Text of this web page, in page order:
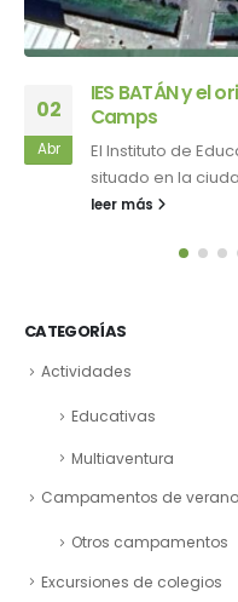
16
Mar
IES Francisco
GMR Camps
El IES Francisco
centro educativo
leer más
CATEGORÍAS
Actividades
Educativas
Multiaventura
Campamentos de verano
Otros campamentos
Excursiones de colegios